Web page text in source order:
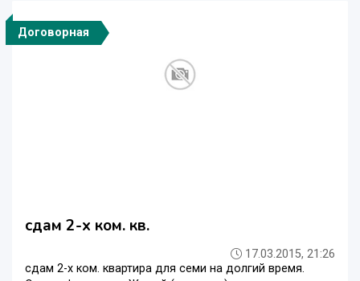
Договорная
сдам 2-х ком. кв.
17.03.2015, 21:26
сдам 2-х ком. квартира для семи на долгий время.